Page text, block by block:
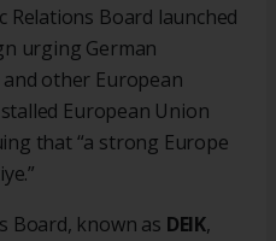
Relations Board launched
urging German
and other European
European Union
that “a strong Europe
Board, known as DEIK,